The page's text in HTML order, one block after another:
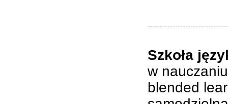
Szkoła
w
blended